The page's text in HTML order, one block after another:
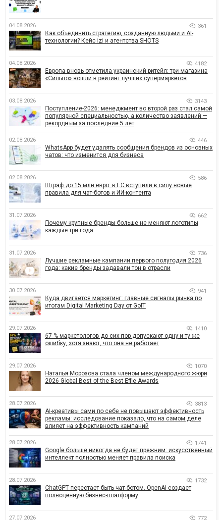
04.08.2026 361
Как объединить стратегию, созданную людьми и AI-
технологии? Кейс izi и агентства SHOTS
04.08.2026 4182
Европа вновь отметила украинский ритейл: три магазина
«Сильпо» вошли в рейтинг лучших супермаркетов
03.08.2026 3143
Поступление-2026: менеджмент во второй раз стал самой
популярной специальностью, а количество заявлений —
рекордным за последние 5 лет
02.08.2026 446
WhatsApp будет удалять сообщения брендов из основных
чатов: что изменится для бизнеса
02.08.2026 586
Штраф до 15 млн евро: в ЕС вступили в силу новые
правила для чат-ботов и ИИ-контента
31.07.2026 662
Почему крупные бренды больше не меняют логотипы
каждые три года
31.07.2026 736
Лучшие рекламные кампании первого полугодия 2026
года: какие бренды задавали тон в отрасли
30.07.2026 941
Куда двигается маркетинг: главные сигналы рынка по
итогам Digital Marketing Day от GoIT
29.07.2026 1410
67 % маркетологов до сих пор допускают одну и ту же
ошибку, хотя знают, что она не работает
29.07.2026 1070
Наталья Морозова стала членом международного жюри
2026 Global Best of the Best Effie Awards
28.07.2026 3813
AI-креативы сами по себе не повышают эффективность
рекламы: исследование показало, что на самом деле
влияет на эффективность кампаний
28.07.2026 1741
Google больше никогда не будет прежним: искусственный
интеллект полностью меняет правила поиска
28.07.2026 1732
ChatGPT перестает быть чат-ботом. OpenAI создает
полноценную бизнес-платформу
27.07.2026 772